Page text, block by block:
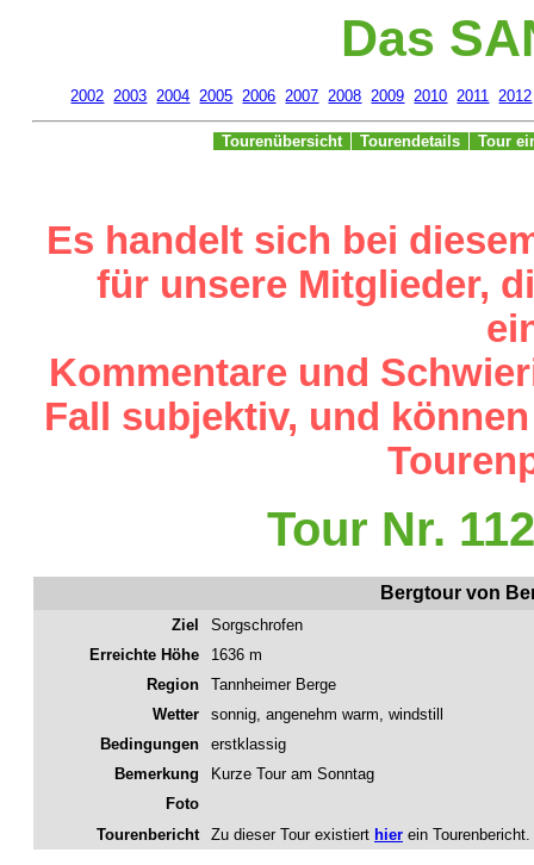
Das
2002 2003 2004 2005 2006 2007 2008 2009 2010 2011 2012
Tourenübersicht Tourendetails Tour
Es handelt sich bei
für unsere Mitglieder,
Kommentare und
Fall subjektiv, und
Tour Nr.
Bergtour von
Ziel
Sorgschrofen
Erreichte Höhe
1636 m
Region
Tannheimer Berge
Wetter
sonnig, angenehm warm, windstill
Bedingungen
erstklassig
Bemerkung
Kurze Tour am Sonntag
Foto
Tourenbericht
Zu dieser Tour existiert hier ein Tourenbericht.